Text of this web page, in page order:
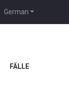
German
FÄLLE